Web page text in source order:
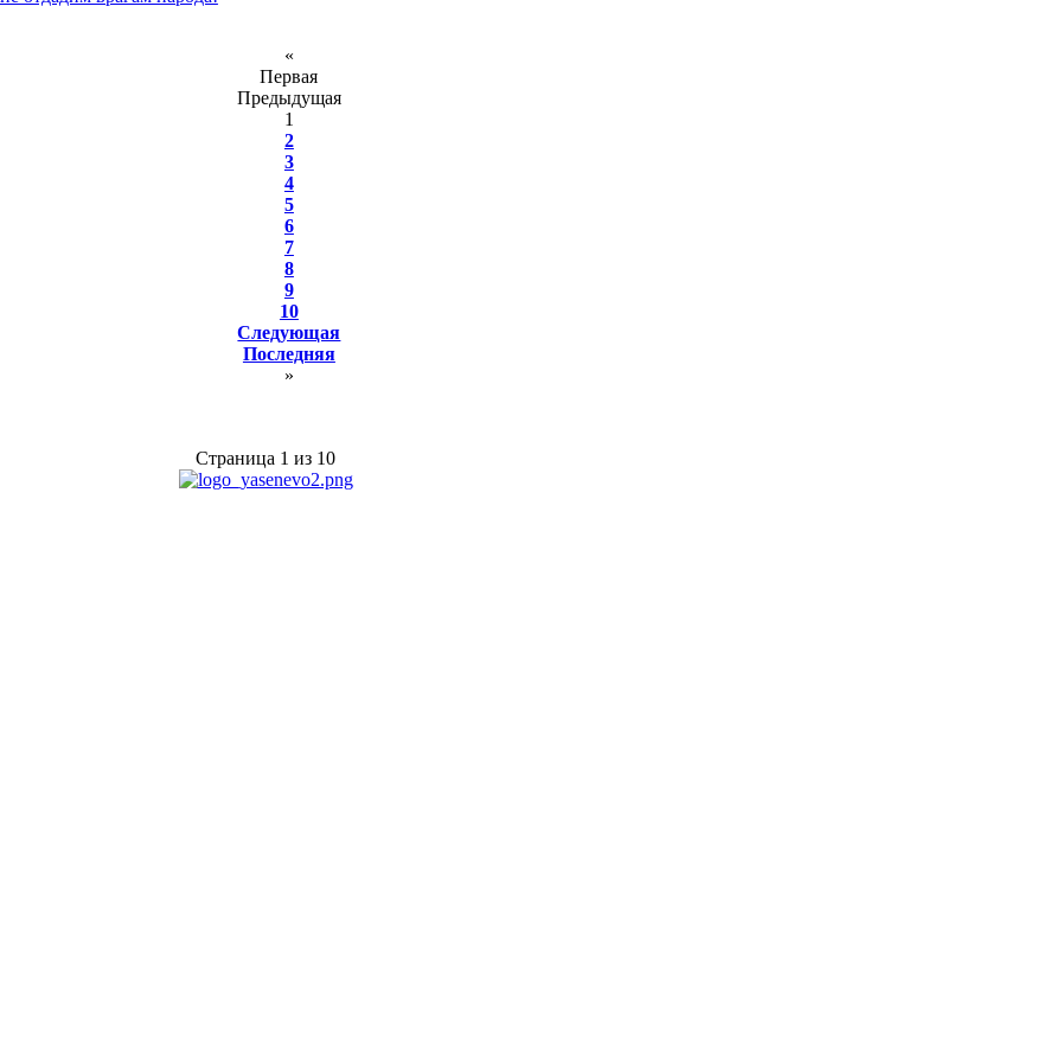
«
Первая
Предыдущая
1
2
3
4
5
6
7
8
9
10
Следующая
Последняя
»
Страница 1 из 10